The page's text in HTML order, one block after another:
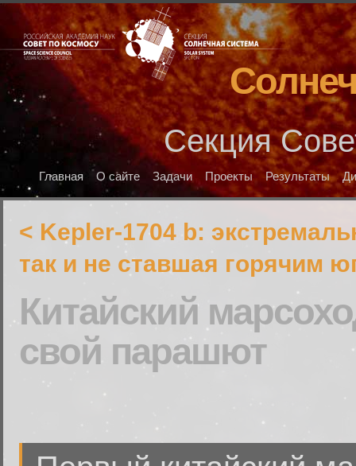
Секция
Главная О сайте Задачи Проекты Результаты
< Kepler-1704 b:
так и не ставшая горячим
Китайский
свой парашют